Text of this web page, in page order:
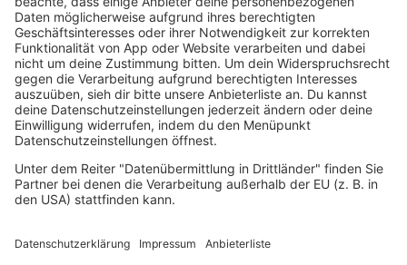
Loveparade
Lovesongs
Mayday
Rave
Reggae
RnB Ballads
Rock
Soul & RnB
Techno
Trance